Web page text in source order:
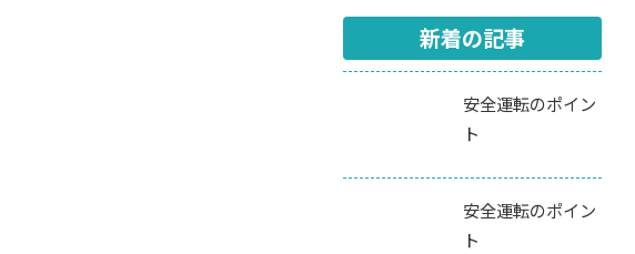
新着の記事
安全運転のポイン
ト
安全運転のポイン
ト